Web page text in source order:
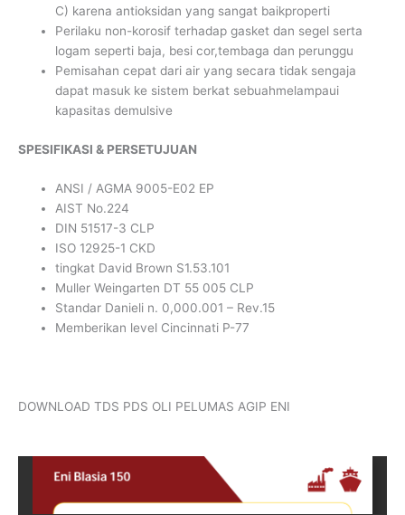
C) karena antioksidan yang sangat baikproperti
Perilaku non-korosif terhadap gasket dan segel serta
logam seperti baja, besi cor,tembaga dan perunggu
Pemisahan cepat dari air yang secara tidak sengaja
dapat masuk ke sistem berkat sebuahmelampaui
kapasitas demulsive
SPESIFIKASI & PERSETUJUAN
ANSI / AGMA 9005-E02 EP
AIST No.224
DIN 51517-3 CLP
ISO 12925-1 CKD
tingkat David Brown S1.53.101
Muller Weingarten DT 55 005 CLP
Standar Danieli n. 0,000.001 – Rev.15
Memberikan level Cincinnati P-77
DOWNLOAD TDS PDS OLI PELUMAS AGIP ENI